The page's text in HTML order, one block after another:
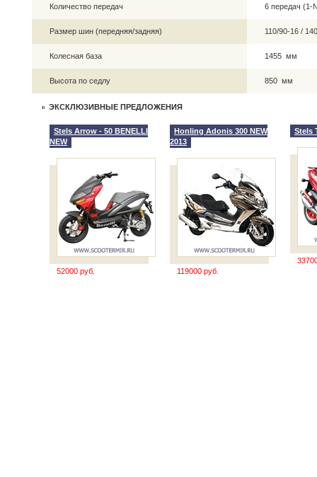
Количество передач 6 передач (1-
Размер шин (передняя/задняя) 110/90-16 /
Колесная база 1455 мм
Высота по седлу 850 мм
ЭКСКЛЮЗИВНЫЕ ПРЕДЛОЖЕНИЯ
Stels Arrow - 50 BENELLI
NEW
52000 руб.
Honling Adonis 300 NEW
2013
119000 руб.
Stels